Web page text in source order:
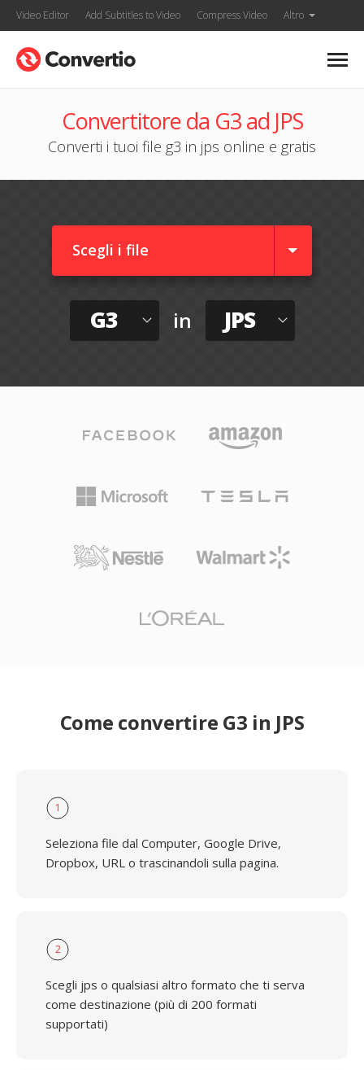
Video Editor Add Subtitles to Video Compress Video Altro
Convertitore da G3 ad JPS
Converti i tuoi file g3 in jps online e gratis
Scegli i file
G3 in JPS
Come convertire G3 in JPS
1
Seleziona file dal Computer, Google Drive,
Dropbox, URL o trascinandoli sulla pagina.
2
Scegli jps o qualsiasi altro formato che ti serva
come destinazione (più di 200 formati
supportati)